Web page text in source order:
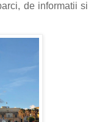
de informatii si